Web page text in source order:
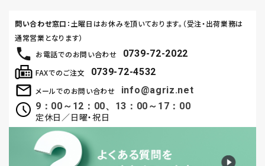
お電話でのお問い合わせ 0739-72-2022
メールでのお問い合わせ
info@agriz.net
9：00～12：00、13：00～17：00
定休日／日曜・祝日
FAXでのご注文 0739-72-4532
問い合わせ窓口 ：土曜日はお休みを頂いております。（受注・出荷業務は
通常営業となります）